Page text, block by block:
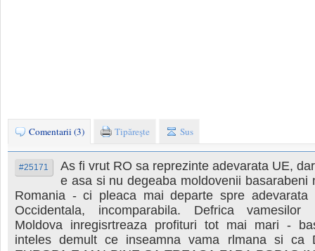
Comentarii (3) Tipăreşte Sus
#25171
As fi vrut RO sa reprezinte adevarata UE,
e asa si nu degeaba moldovenii basarabeni
Romania - ci pleaca mai departe spre adevarata
Occidentala, incomparabila. Defrica vamesilor
Moldova inregisrtreaza profituri tot mai mari -
inteles demult ce inseamna vama rlmana si ca